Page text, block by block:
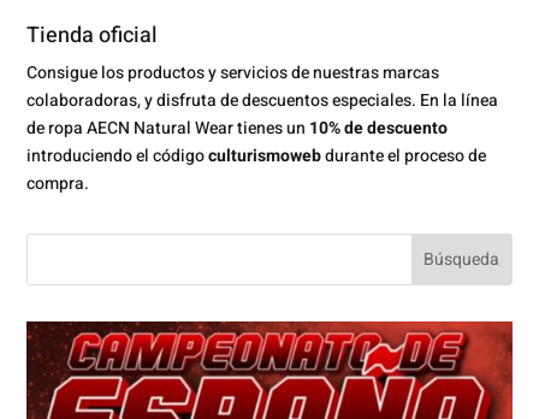
Tienda oficial
Consigue los productos y servicios de nuestras marcas
colaboradoras, y disfruta de descuentos especiales. En la línea
de ropa AECN Natural Wear tienes un 10% de descuento
introduciendo el códigoculturismowebdurante el proceso de
compra.